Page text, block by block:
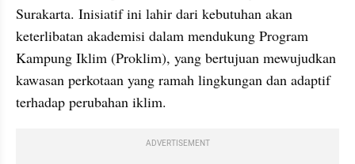
Surakarta. Inisiatif ini lahir dari kebutuhan akan
keterlibatan akademisi dalam mendukung Program
Kampung Iklim (Proklim), yang bertujuan mewujudkan
kawasan perkotaan yang ramah lingkungan dan adaptif
terhadap perubahan iklim.
ADVERTISEMENT